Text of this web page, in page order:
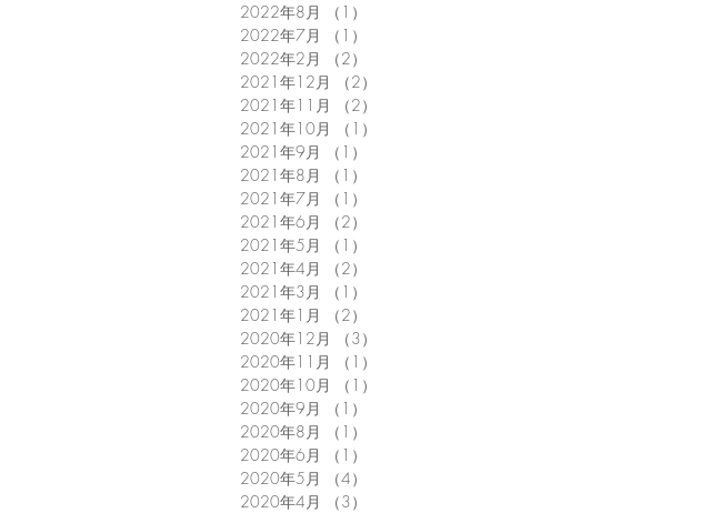
2022年8月
（1）
2022年7月
（1）
2022年2月
（2）
2021年12月
（2）
2021年11月
（2）
2021年10月
（1）
2021年9月
（1）
2021年8月
（1）
2021年7月
（1）
2021年6月
（2）
2021年5月
（1）
2021年4月
（2）
2021年3月
（1）
2021年1月
（2）
2020年12月
（3）
2020年11月
（1）
2020年10月
（1）
2020年9月
（1）
2020年8月
（1）
2020年6月
（1）
2020年5月
（4）
2020年4月
（3）